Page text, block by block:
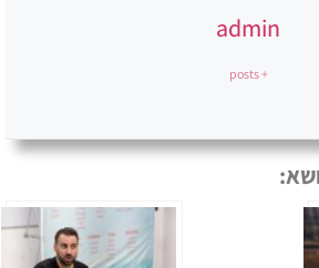
admin
+ posts